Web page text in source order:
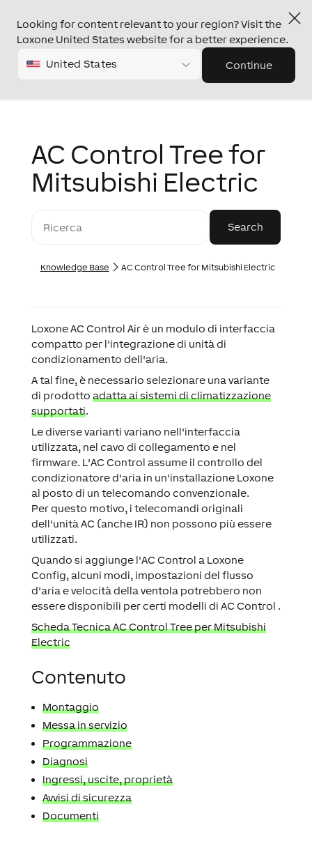
Looking for content relevant to your region? Visit the
Loxone United States website for a better experience.
United States Continue
AC Control Tree for
Mitsubishi Electric
Knowledge Base AC Control Tree for Mitsubishi Electric
Loxone AC Control Air è un modulo di interfaccia
compatto per l'integrazione di unità di
condizionamento dell'aria.
A tal fine, è necessario selezionare una variante
di prodotto adatta ai sistemi di climatizzazione
supportati.
Le diverse varianti variano nell'interfaccia
utilizzata, nel cavo di collegamento e nel
firmware. L'AC Control assume il controllo del
condizionatore d'aria in un'installazione Loxone
al posto di un telecomando convenzionale.
Per questo motivo, i telecomandi originali
dell'unità AC (anche IR) non possono più essere
utilizzati.
Quando si aggiunge l'AC Control a Loxone
Config, alcuni modi, impostazioni del flusso
d'aria e velocità della ventola potrebbero non
essere disponibili per certi modelli di AC Control .
Scheda Tecnica AC Control Tree per Mitsubishi
Electric
Contenuto
Montaggio
Messa in servizio
Programmazione
Diagnosi
Ingressi, uscite, proprietà
Avvisi di sicurezza
Documenti